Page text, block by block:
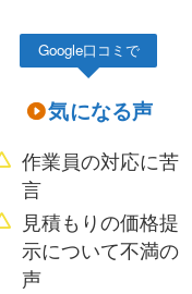
Google口コミで
気になる声
作業員の対応に苦
言
見積もりの価格提
示について不満の
声